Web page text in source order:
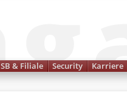
SB & Filiale Security Karriere